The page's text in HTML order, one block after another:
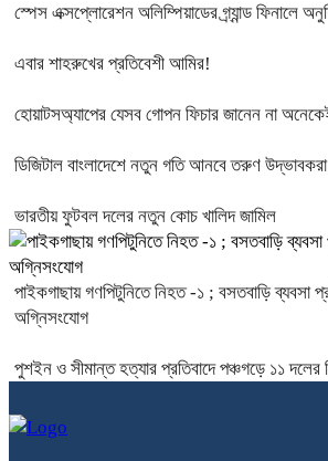
স্পেস এক্সপ্লোরেশন অলিম্পিয়াডের গ্র্যান্ড ফিনালে
এবার শাহরুখের প্রতিবেশী আমির!
হোয়াটসঅ্যাপের যেসব গোপন ফিচার জানেন না
ডিজিটাল বাংলাদেশে নতুন গতি আনবে তরুণ
ভারতীয় ফুটবল দলের নতুন কোচ খালিদ জামিল
পাইকগাছায় গণপিটুনিতে নিহত -১ ; বসতবাড়ি ব্যবসা
অগ্নিসংযোগ
পুশইন ও সীমান্ত হত্যার প্রতিবাদে পঞ্চগড়ে ১১ দলের